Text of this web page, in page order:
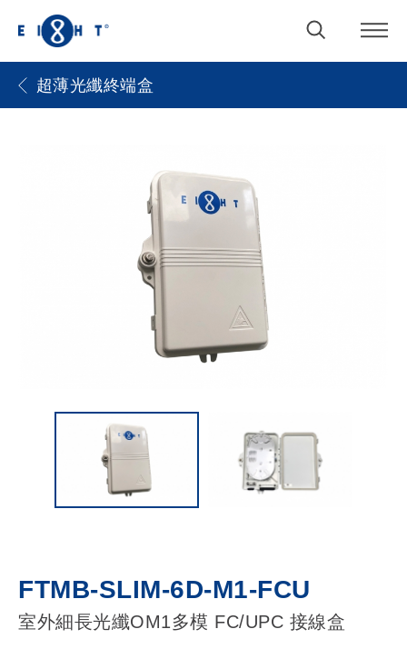
超薄光纖終端盒
FTMB-SLIM-6D-M1-FCU
室外細長光纖OM1多模 FC/UPC 接線盒